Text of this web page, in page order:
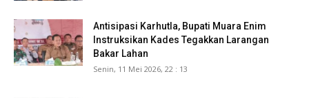
Antisipasi Karhutla, Bupati Muara Enim
Instruksikan Kades Tegakkan Larangan
Bakar Lahan
Senin, 11 Mei 2026, 22 : 13